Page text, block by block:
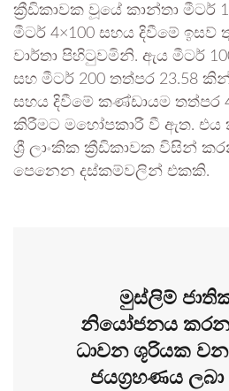
ක්‍රීඩිකාවක වූයේ කාන්තා මීටර්
මීටර් 4×100 සහය දිවීමේ
වාර්තා පිහිටුවමිනි. ඇය මීටර්
සහ මීටර් 200 තත්පර 23.58
සහය දිවීමේ කණ්ඩායම තත්පර
කිරීමට මහෝපකාරී වී ඇත. එය
ශ්‍රී ලාංකික ක්‍රීඩිකාවක විසින්
පෙනෙන දස්කම්වලින් එකකි.
​මුස්ලිම්
නියෝජනය කරන
ධාවන ශූරියක වන
ජයග්‍රහණය ලබා